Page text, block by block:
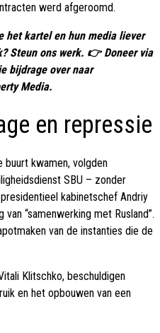
werd afgeroomd.
het kartel en hun media liever
Steun ons werk. 👉 Doneer via
bijdrage over naar
Media.
en repressie
buurt kwamen, volgden
SBU – zonder
kabinetschef Andriy
“samenwerking met Rusland”.
van de instanties die de
Klitschko, beschuldigen
en het opbouwen van een